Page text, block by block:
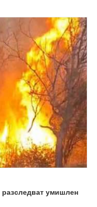
разследват умишлен